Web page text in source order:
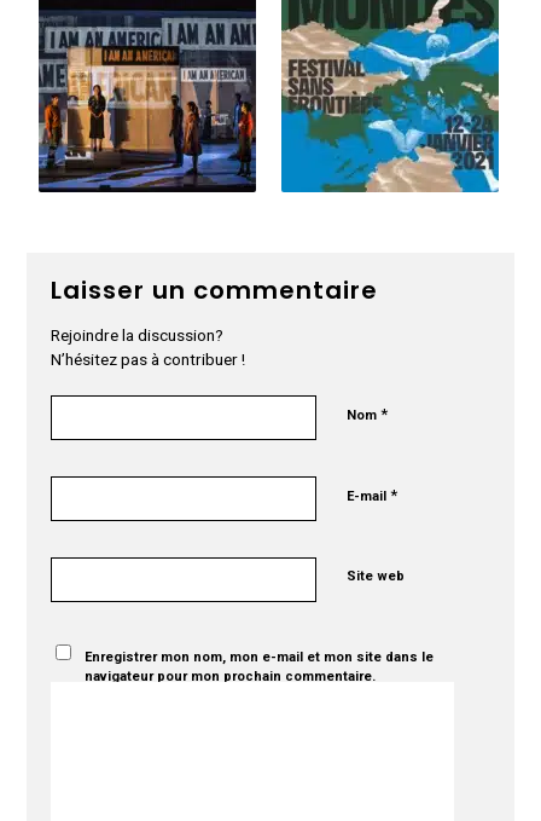
Laisser un commentaire
Rejoindre la discussion?
N’hésitez pas à contribuer !
Nom*
E-mail*
Site web
Enregistrer mon nom, mon e-mail et mon site dans le
navigateur pour mon prochain commentaire.